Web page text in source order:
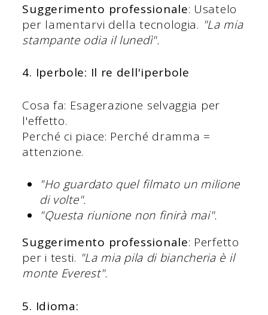
Suggerimento professionale: Usatelo
per lamentarvi della tecnologia. "La mia
stampante odia il lunedì".
4. Iperbole: Il re dell'iperbole
Cosa fa: Esagerazione selvaggia per
l'effetto.
Perché ci piace: Perché dramma =
attenzione.
"Ho guardato quel filmato un milione
di volte".
"Questa riunione non finirà mai".
Suggerimento professionale: Perfetto
per i testi. "La mia pila di biancheria è il
monte Everest".
5. Idioma: